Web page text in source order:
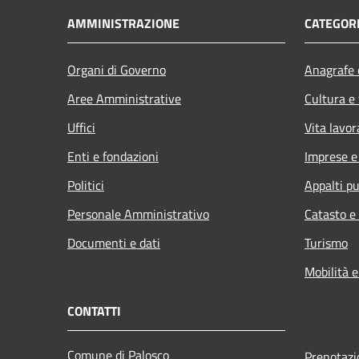
AMMINISTRAZIONE
Organi di Governo
Aree Amministrative
Uffici
Enti e fondazioni
Politici
Personale Amministrativo
Documenti e dati
Cultura
Vita
Imprese
Appalti
Catasto
Turismo
Mobilità
CONTATTI
Comune di Palosco